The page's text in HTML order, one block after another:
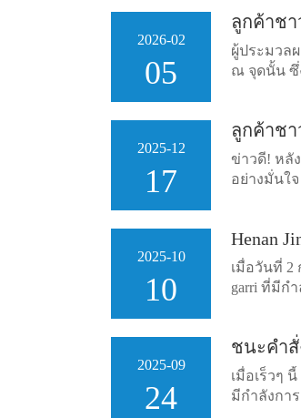
2026-02
05
ลูกค้าชา
ผู้ประมวล
ณ จุดนั้น ซึ่
2025-12
17
ลูกค้าชา
ข่าวดี! หลั
อย่างมั่นใ
2025-10
10
Henan
เมื่อวันที่ 2
garri ที่มีก
2025-09
24
ชนะคำ
เมื่อเร็วๆ
มีกำลังกา